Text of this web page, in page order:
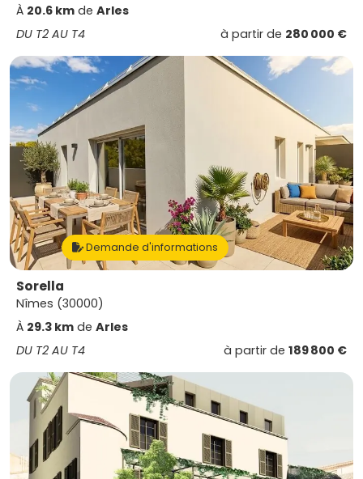
À 20.6 km de Arles
DU T2 AU T4
à partir de 280 000 €
Demande d'informations
Sorella
Nîmes (30000)
À 29.3 km de Arles
DU T2 AU T4
à partir de 189 800 €